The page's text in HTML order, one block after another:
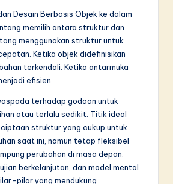
Desain Berbasis Objek ke dalam
memilih antara struktur dan
menggunakan struktur untuk
Ketika objek didefinisikan
terkendali. Ketika antarmuka
efisien.
terhadap godaan untuk
atau terlalu sedikit. Titik ideal
struktur yang cukup untuk
saat ini, namun tetap fleksibel
perubahan di masa depan.
berkelanjutan, dan model mental
pilar yang mendukung